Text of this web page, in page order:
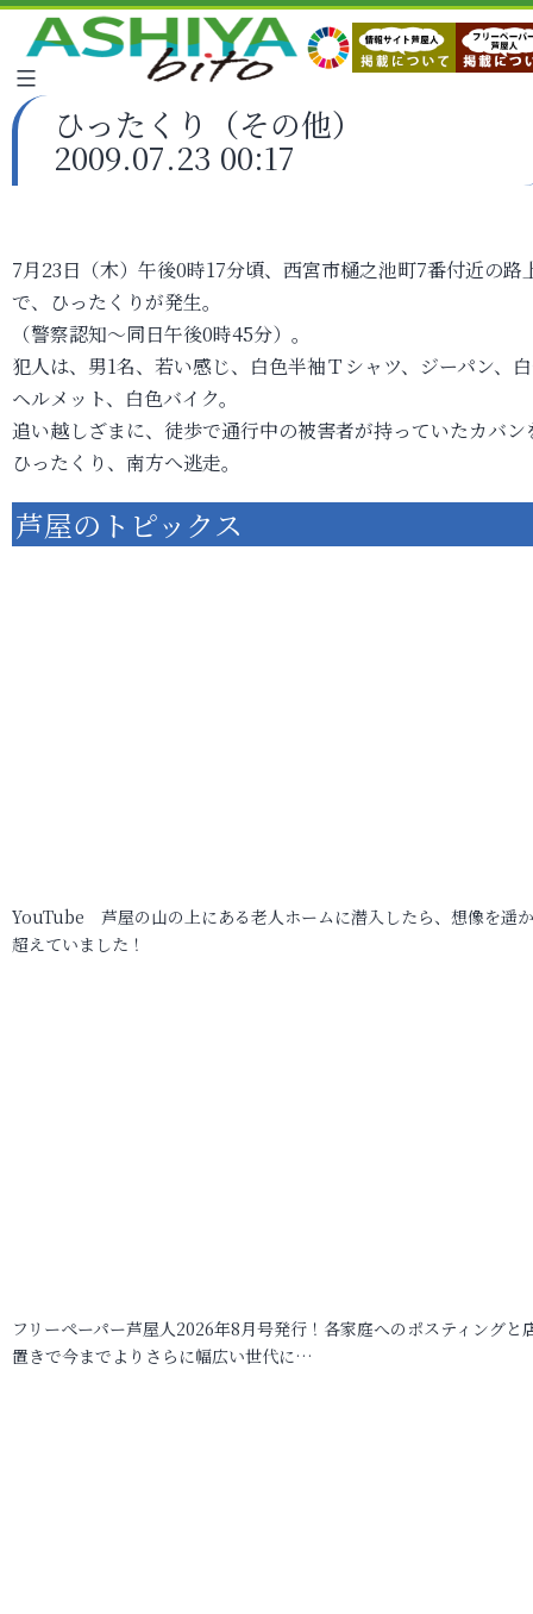
ひったくり（その他）
2009.07.23 00:17
7月23日（木）午後0時17分頃、西宮市樋之池町7番付近の路
で、ひったくりが発生。
（警察認知～同日午後0時45分）。
犯人は、男1名、若い感じ、白色半袖Ｔシャツ、ジーパン、
ヘルメット、白色バイク。
追い越しざまに、徒歩で通行中の被害者が持っていたカバン
ひったくり、南方へ逃走。
芦屋のトピックス
YouTube 芦屋の山の上にある老人ホームに潜入したら、想像を遥
超えていました！
フリーペーパー芦屋人2026年8月号発行！各家庭へのポスティングと
置きで今までよりさらに幅広い世代に…